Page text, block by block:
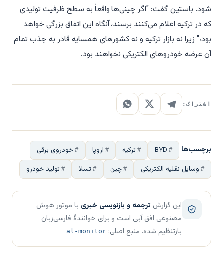
شود. باستین گفت: "اگر چینی‌ها واقعاً به سطح ظرفیت تولیدی
که در ترکیه اعلام می‌کنند برسند، آنگاه این اتفاق بزرگی خواهد
بود،" زیرا نه بازار ترکیه و نه کشورهای همسایه قادر به جذب تمام
آن عرضه خودروهای الکتریکی نخواهند بود.
اشتراک:
برچسب‌ها BYD ترکیه اروپا
خودروی برقی
وسایل نقلیه الکتریکی
چین تسلا تولید خودرو
این گزارش ترجمه و بازنویسی خبری با موتور هوش
مصنوعی افق آبی است و برای خوانندهٔ فارسی‌زبان
بازتنظیم شده. منبع اصلی: al-monitor